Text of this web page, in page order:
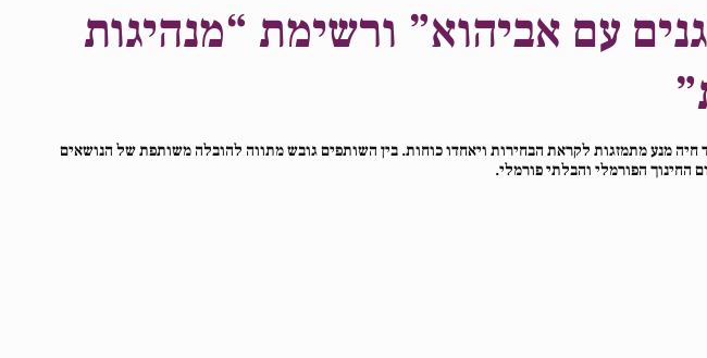
עם אביהוא” ורשימת “מנהיגות
חיה מנע מתמזגות לקראת הבחירות ויאחדו כוחות. בין השותפים גובש מתווה להובלה משותפת של הנושאים
החינוך הפורמלי והבלתי פורמלי.